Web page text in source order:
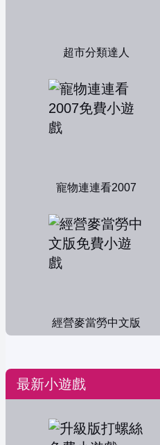
超市分類達人
寵物連連看2007
經營麥當勞中文版
最新小遊戲